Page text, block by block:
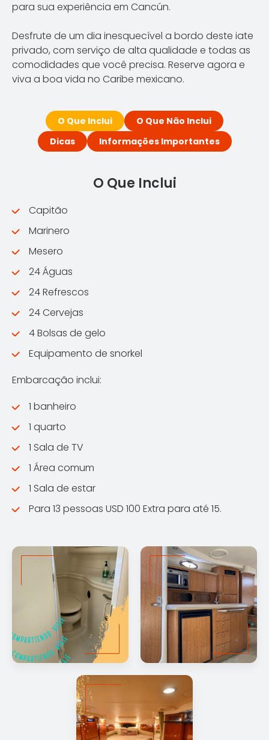
para sua experiência em Cancún.
Desfrute de um dia inesquecível a bordo deste iate
privado, com serviço de alta qualidade e todas as
comodidades que você precisa. Reserve agora e
viva a boa vida no Caribe mexicano.
O Que Inclui
O Que Não Inclui
Dicas
Informações Importantes
O Que Inclui
Capitão
Marinero
Mesero
24 Águas
24 Refrescos
24 Cervejas
4 Bolsas de gelo
Equipamento de snorkel
Embarcação inclui:
1 banheiro
1 quarto
1 Sala de TV
1 Área comum
1 Sala de estar
Para 13 pessoas USD 100 Extra para até 15.